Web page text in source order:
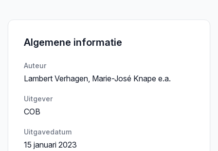
Algemene informatie
Auteur
Lambert Verhagen, Marie-José Knape e.a.
Uitgever
COB
Uitgavedatum
15 januari 2023